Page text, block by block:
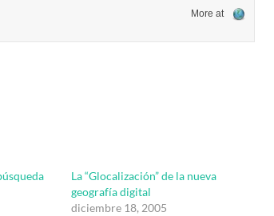
More at
La “Glocalización” de la nueva
geografía digital
diciembre 18, 2005